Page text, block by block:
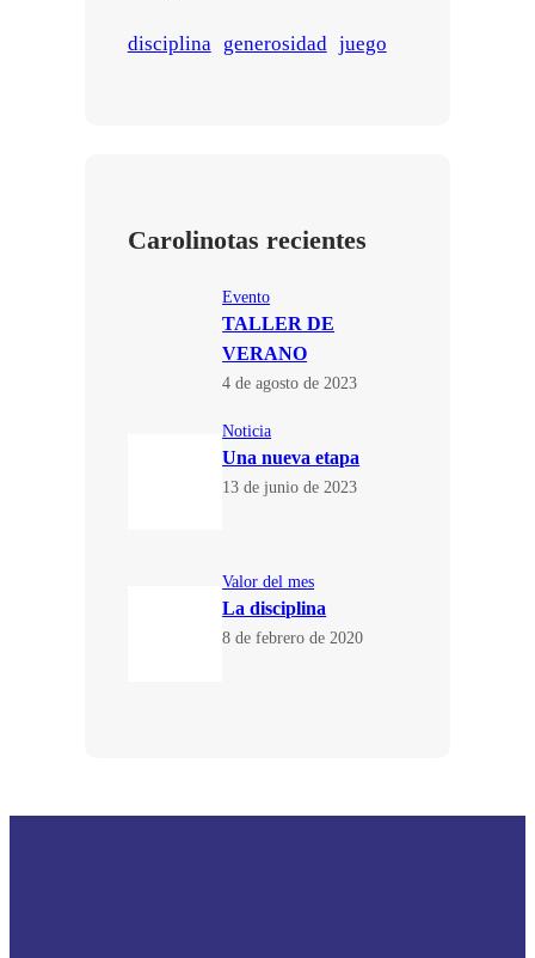
disciplina generosidad juego
Carolinotas recientes
Evento
TALLER DE
VERANO
4 de agosto de 2023
Noticia
Una nueva etapa
13 de junio de 2023
Valor del mes
La disciplina
8 de febrero de 2020